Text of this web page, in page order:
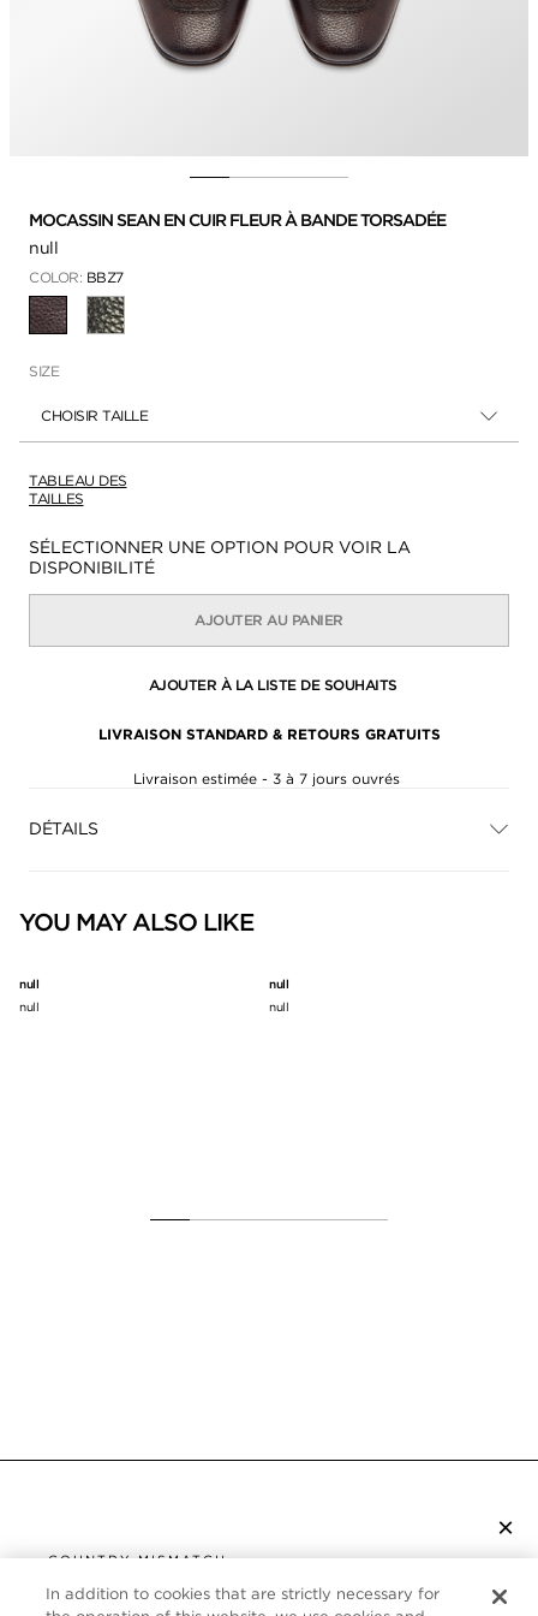
MOCASSIN SEAN EN CUIR FLEUR À BANDE TORSADÉE
null
COLOR: BBZ7
SÉLECTIONNÉ
SIZE
CHOISIR TAILLE
TABLEAU DES
TAILLES
Disponibilité:
SÉLECTIONNER UNE OPTION POUR VOIR LA
DISPONIBILITÉ
AJOUTER AU PANIER
AJOUTER À LA LISTE DE SOUHAITS
LIVRAISON STANDARD & RETOURS GRATUITS
Livraison estimée - 3 à 7 jours ouvrés
DÉTAILS
YOU MAY ALSO LIKE
null
null
null
null
×
COUNTRY MISMATCH
YOU ARE BROWSING FROM
In addition to cookies that are strictly necessary for